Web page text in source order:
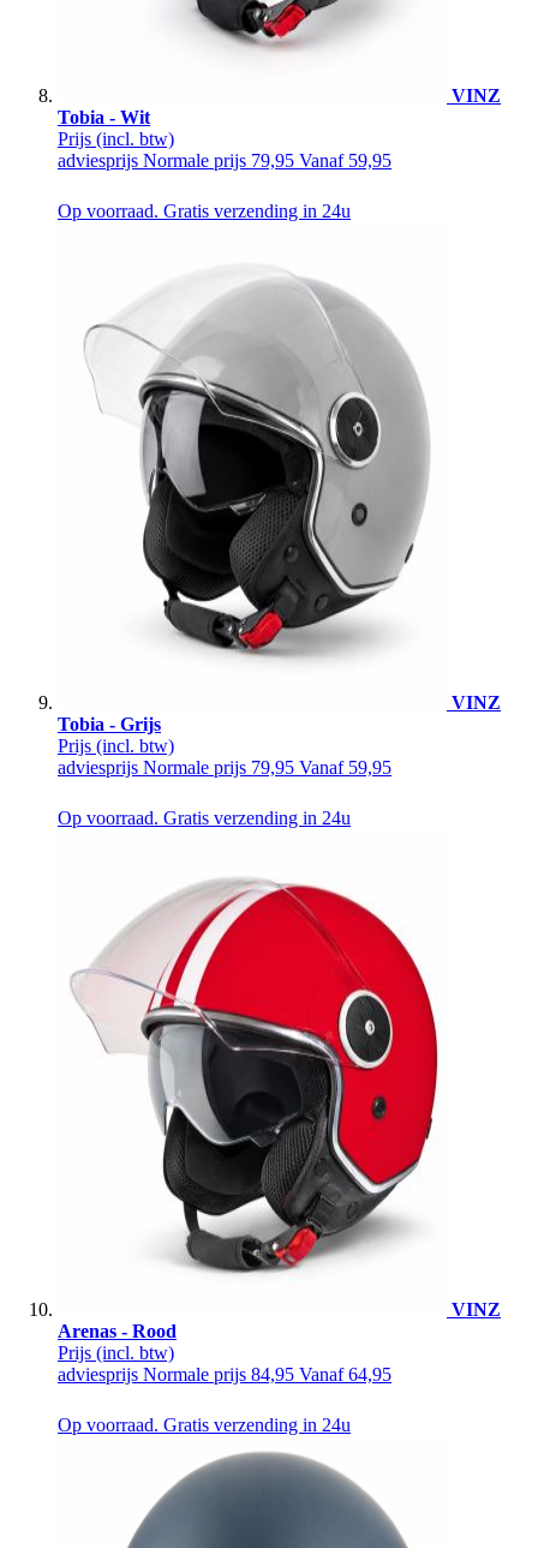
VINZ
Tobia - Wit
Prijs (incl. btw)
adviesprijs Normale prijs 79,95 Vanaf 59,95
Op voorraad. Gratis verzending in 24u
VINZ
Tobia - Grijs
Prijs (incl. btw)
adviesprijs Normale prijs 79,95 Vanaf 59,95
Op voorraad. Gratis verzending in 24u
VINZ
Arenas - Rood
Prijs (incl. btw)
adviesprijs Normale prijs 84,95 Vanaf 64,95
Op voorraad. Gratis verzending in 24u